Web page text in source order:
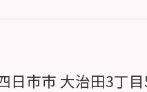
日市市 大治田3丁